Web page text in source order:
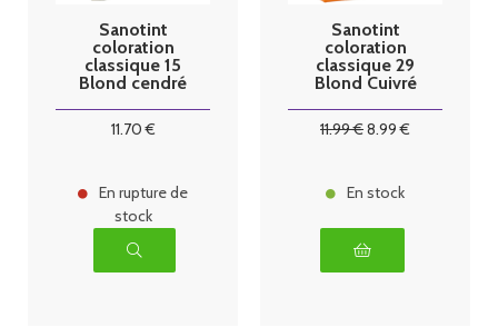
Sanotint
coloration
classique 15
Blond cendré
11.70€
En rupture de
stock
Sanotint
coloration
classique 29
Blond Cuivré
11.99€8.99 €
En stock